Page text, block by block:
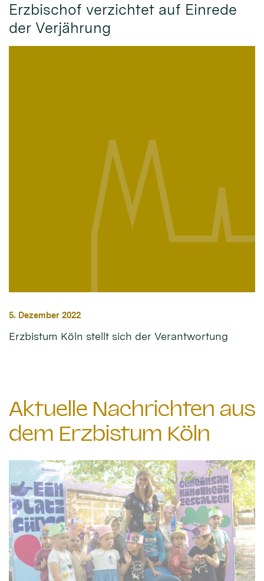
Erzbischof verzichtet auf Einrede
der Verjährung
5. Dezember 2022
Erzbistum Köln stellt sich der Verantwortung
Aktuelle Nachrichten aus
dem Erzbistum Köln